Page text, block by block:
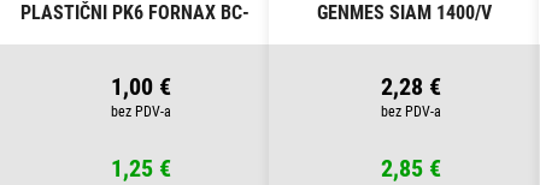
PLASTIČNI PK6 FORNAX BC-
B13 BLISTER
1,00 €
1,25 €
GENMES SIAM 1400/V
2,28 €
2,85 €